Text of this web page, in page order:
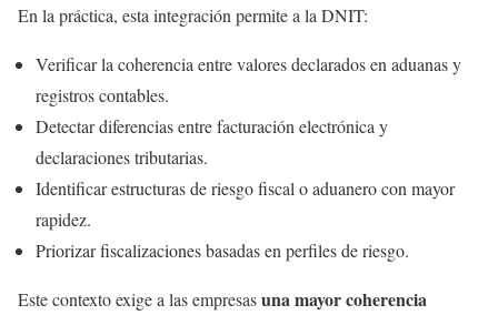
En la práctica, esta integración permite a la DNIT:
Verificar la coherencia entre valores declarados en aduanas y
registros contables.
Detectar diferencias entre facturación electrónica y
declaraciones tributarias.
Identificar estructuras de riesgo fiscal o aduanero con mayor
rapidez.
Priorizar fiscalizaciones basadas en perfiles de riesgo.
Este contexto exige a las empresasuna mayor coherencia